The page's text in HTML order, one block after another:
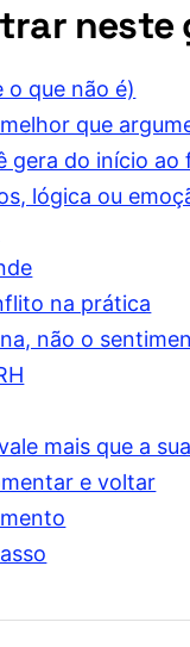
neste
o que não é)
que
gera do início ao
lógica ou
na prática
não o
mais que a sua
e voltar